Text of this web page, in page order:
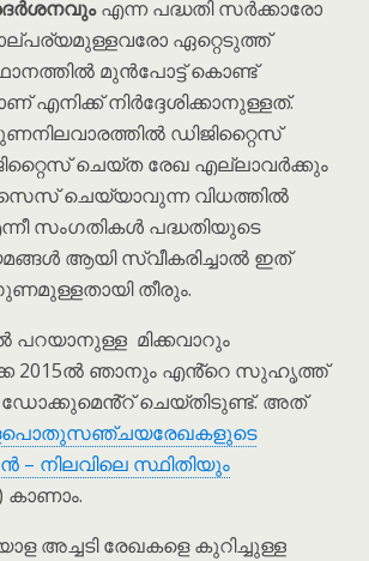
എന്ന പദ്ധതി സർക്കാരോ
ഏറ്റെടുത്ത്
മുൻപോട്ട് കൊണ്ട്
നിർദ്ദേശിക്കാനുള്ളത്.
ഡിജിറ്റൈസ്
ചെയ്ത രേഖ എല്ലാവർക്കും
ചെയ്യാവുന്ന വിധത്തിൽ
സംഗതികൾ പദ്ധതിയുടെ
ആയി സ്വീകരിച്ചാൽ ഇത്
തീരും.
മിക്കവാറും
2015ൽ ഞാനും എൻ്റെ സുഹൃത്ത്
ചെയ്തിടുണ്ട്. അത്
– നിലവിലെ സ്ഥിതിയും
കാണാം.
അച്ചടി രേഖകളെ കുറിച്ചുള്ള